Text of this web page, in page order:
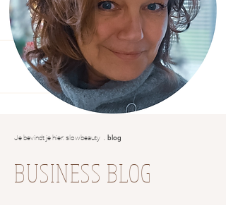
Je bevindt je hier: slowbeauty blog
BUSINESS BLOG